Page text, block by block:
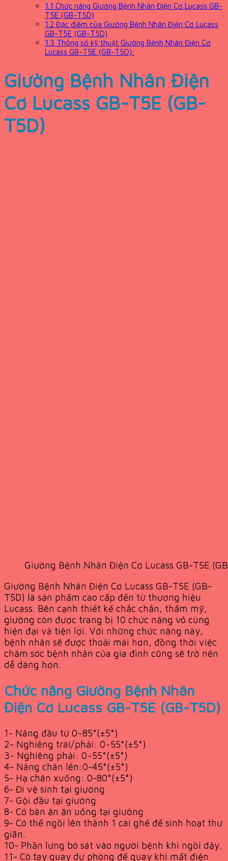
1.1 Chức năng Giường Bệnh Nhân Điện Cơ Lucass GB-
T5E (GB-T5D)
1.2 Đặc điểm của Giường Bệnh Nhân Điện Cơ Lucass
GB-T5E (GB-T5D)
1.3 Thông số kỹ thuật Giường Bệnh Nhân Điện Cơ
Lucass GB-T5E (GB-T5D):
Giường Bệnh Nhân Điện
Cơ Lucass GB-T5E (GB-
T5D)
Giường Bệnh Nhân Điện Cơ Lucass GB-T5E
Giường Bệnh Nhân Điện Cơ Lucass GB-T5E (GB-
T5D) là sản phẩm cao cấp đến từ thương hiệu
Lucass. Bên cạnh thiết kế chắc chắn, thẩm mỹ,
giường còn được trang bị 10 chức năng vô cùng
hiện đại và tiện lợi. Với những chức năng này,
bệnh nhân sẽ được thoải mái hơn, đồng thời việc
chăm sóc bệnh nhân của gia đình cũng sẽ trở nên
dễ dàng hơn.
Chức năng Giường Bệnh Nhân
Điện Cơ Lucass GB-T5E (GB-T5D)
1- Nâng đầu từ 0~85°(±5°)
2- Nghiêng trái/phải: 0~55°(±5°)
3- Nghiêng phải: 0~55°(±5°)
4- Nâng chân lên:0-45°(±5°)
5- Hạ chân xuống: 0-80°(±5°)
6- Đi vệ sinh tại giường
7- Gội đầu tại giường
8- Có bàn ăn ăn uống tại giường
9- Có thể ngồi lên thành 1 cái ghế để sinh hoạt thư
giãn.
10- Phần lưng bó sát vào người bệnh khi ngồi dậy.
11- Có tay quay dự phòng để quay khi mất điện